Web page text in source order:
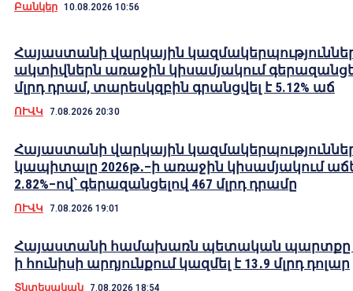
Բանկեր 10.08.2026 10:56
Հայաստանի վարկային
ակտիվներն առաջին կիսամյակում
մլրդ դրամ, տարեսկզբին գրանցվել է 5.12% աճ
ՈՒՎԿ 7.08.2026 20:30
Հայաստանի վարկային
կապիտալը 2026թ․–ի առաջին կիսամյակում
2.82%–ով՝ գերազանցելով 467 մլրդ դրամը
ՈՒՎԿ 7.08.2026 19:01
Հայաստանի համախառն պետական պարտքը
ի հունիսի արդյունքում կազմել է 13․9 մլրդ դոլար
Տնտեսական 7.08.2026 18:54